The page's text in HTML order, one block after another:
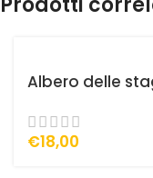
Albero delle
€18,00